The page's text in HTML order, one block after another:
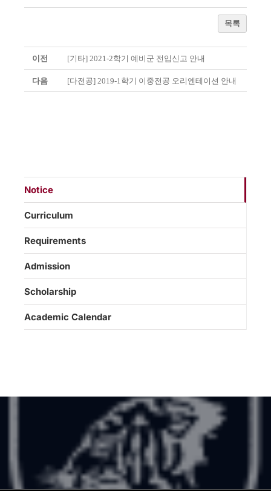
목록
이전 [기타] 2021-2학기 예비군 전입신고 안내
다음 [다전공] 2019-1학기 이중전공 오리엔테이션 안내
Notice
Curriculum
Requirements
Admission
Scholarship
Academic Calendar